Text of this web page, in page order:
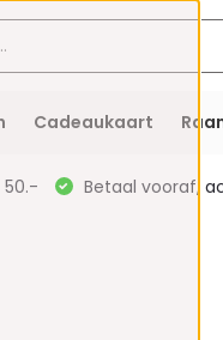
Cadeaukaart
Betaal vooraf,